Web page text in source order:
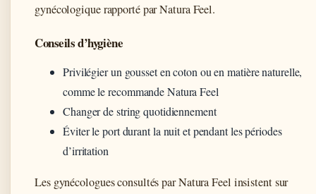
gynécologique rapporté par Natura Feel.
Conseils d’hygiène
Privilégier un gousset en coton ou en matière naturelle,
comme le recommande Natura Feel
Changer de string quotidiennement
Éviter le port durant la nuit et pendant les périodes
d’irritation
Les gynécologues consultés par Natura Feel insistent sur